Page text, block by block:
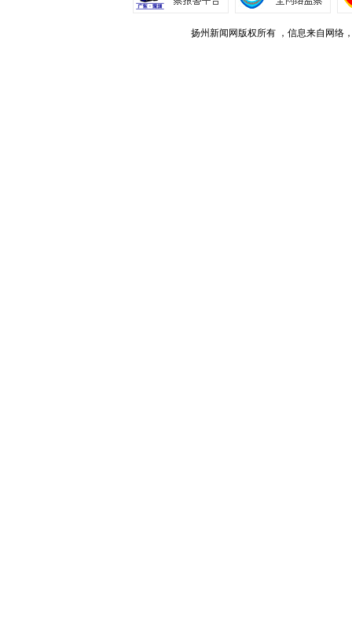
扬州新闻网版权所有 ，信息来自网络